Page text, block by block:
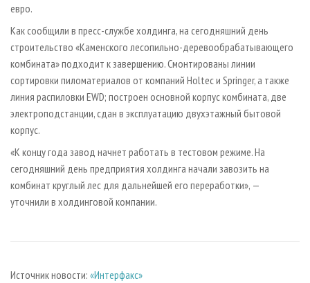
БИОЭНЕРГЕТИКА
ЦБП
ИНСТРУМЕНТ И МАТЕРИАЛЫ
RUSSIAN FORESTRY REVIEW
ГАЗЕТА ЛЕСПРОМФОРУМ
БИБЛИОТЕКА СПЕЦИАЛИСТА
евро.
Как сообщили в пресс-службе холдинга, на сегодняшний день
строительство «Каменского лесопильно-деревообрабатывающего
комбината» подходит к завершению. Смонтированы линии
сортировки пиломатериалов от компаний Holtec и Springer, а также
линия распиловки EWD; построен основной корпус комбината, две
электроподстанции, сдан в эксплуатацию двухэтажный бытовой
корпус.
«К концу года завод начнет работать в тестовом режиме. На
сегодняшний день предприятия холдинга начали завозить на
комбинат круглый лес для дальнейшей его переработки», —
уточнили в холдинговой компании.
Источник новости: «Интерфакс»